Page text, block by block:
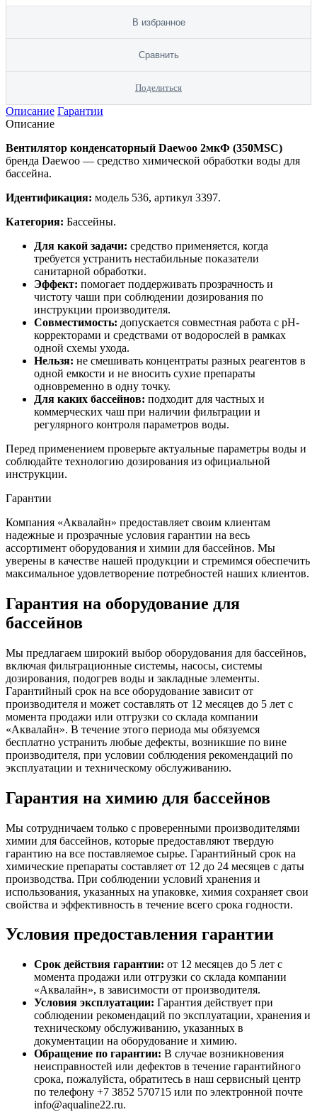
В избранное
Сравнить
Поделиться
Описание Гарантии
Описание
Вентилятор конденсаторный Daewoo 2мкФ (350MSC)
бренда Daewoo — средство химической обработки воды для
бассейна.
Идентификация: модель 536, артикул 3397.
Категория: Бассейны.
Для какой задачи: средство применяется, когда
требуется устранить нестабильные показатели
санитарной обработки.
Эффект: помогает поддерживать прозрачность и
чистоту чаши при соблюдении дозирования по
инструкции производителя.
Совместимость: допускается совместная работа с pH-
корректорами и средствами от водорослей в рамках
одной схемы ухода.
Нельзя: не смешивать концентраты разных реагентов в
одной емкости и не вносить сухие препараты
одновременно в одну точку.
Для каких бассейнов: подходит для частных и
коммерческих чаш при наличии фильтрации и
регулярного контроля параметров воды.
Перед применением проверьте актуальные параметры воды и
соблюдайте технологию дозирования из официальной
инструкции.
Гарантии
Компания «Аквалайн» предоставляет своим клиентам
надежные и прозрачные условия гарантии на весь
ассортимент оборудования и химии для бассейнов. Мы
уверены в качестве нашей продукции и стремимся обеспечить
максимальное удовлетворение потребностей наших клиентов.
Гарантия на оборудование для
бассейнов
Мы предлагаем широкий выбор оборудования для бассейнов,
включая фильтрационные системы, насосы, системы
дозирования, подогрев воды и закладные элементы.
Гарантийный срок на все оборудование зависит от
производителя и может составлять от 12 месяцев до 5 лет с
момента продажи или отгрузки со склада компании
«Аквалайн». В течение этого периода мы обязуемся
бесплатно устранить любые дефекты, возникшие по вине
производителя, при условии соблюдения рекомендаций по
эксплуатации и техническому обслуживанию.
Гарантия на химию для бассейнов
Мы сотрудничаем только с проверенными производителями
химии для бассейнов, которые предоставляют твердую
гарантию на все поставляемое сырье. Гарантийный срок на
химические препараты составляет от 12 до 24 месяцев с даты
производства. При соблюдении условий хранения и
использования, указанных на упаковке, химия сохраняет свои
свойства и эффективность в течение всего срока годности.
Условия предоставления гарантии
Срок действия гарантии: от 12 месяцев до 5 лет с
момента продажи или отгрузки со склада компании
«Аквалайн», в зависимости от производителя.
Условия эксплуатации: Гарантия действует при
соблюдении рекомендаций по эксплуатации, хранения и
техническому обслуживанию, указанных в
документации на оборудование и химию.
Обращение по гарантии: В случае возникновения
неисправностей или дефектов в течение гарантийного
срока, пожалуйста, обратитесь в наш сервисный центр
по телефону +7 3852 570715 или по электронной почте
info@aqualine22.ru.